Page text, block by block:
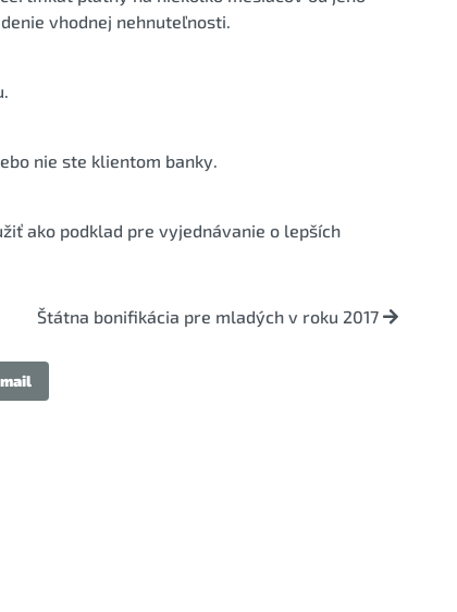
vhodnej nehnuteľnosti.
nie ste klientom banky.
ako podklad pre vyjednávanie o lepších
Štátna bonifikácia pre mladých v roku 2017